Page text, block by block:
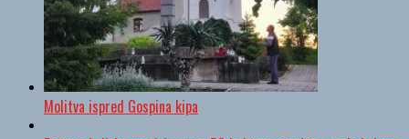
Molitva ispred Gospina kipa